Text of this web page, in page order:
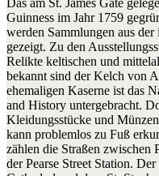
Guinness im Jahr 1759
werden Sammlungen aus
gezeigt. Zu den
Relikte keltischen und
bekannt sind der Kelch von
ehemaligen Kaserne ist das
and History untergebracht.
Kleidungsstücke und
kann problemlos zu Fuß
zählen die Straßen zwischen
der Pearse Street Station.